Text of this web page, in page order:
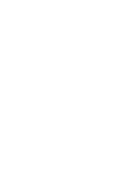
Sinergi ASOKA